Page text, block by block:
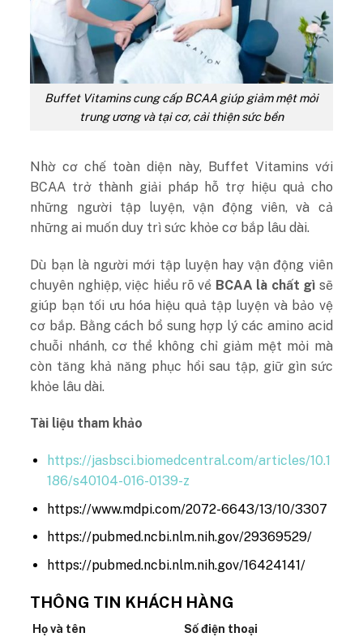
Buffet Vitamins cung cấp BCAA giúp giảm mệt mỏi
trung ương và tại cơ, cải thiện sức bền
Nhờ cơ chế toàn diện này, Buffet Vitamins với
BCAA trở thành giải pháp hỗ trợ hiệu quả cho
những người tập luyện, vận động viên, và cả
những ai muốn duy trì sức khỏe cơ bắp lâu dài.
Dù bạn là người mới tập luyện hay vận động viên
chuyên nghiệp, việc hiểu rõ về BCAA là chất gì sẽ
giúp bạn tối ưu hóa hiệu quả tập luyện và bảo vệ
cơ bắp. Bằng cách bổ sung hợp lý các amino acid
chuỗi nhánh, cơ thể không chỉ giảm mệt mỏi mà
còn tăng khả năng phục hồi sau tập, giữ gìn sức
khỏe lâu dài.
Tài liệu tham khảo
https://jasbsci.biomedcentral.com/articles/10.1
186/s40104-016-0139-z
https://www.mdpi.com/2072-6643/13/10/3307
https://pubmed.ncbi.nlm.nih.gov/29369529/
https://pubmed.ncbi.nlm.nih.gov/16424141/
THÔNG TIN KHÁCH HÀNG
Họ và tên Số điện thoại